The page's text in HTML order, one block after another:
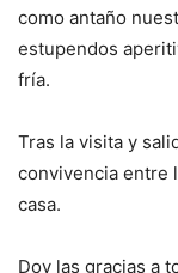
como antaño
estupendos
fría.
Tras la visita y
convivencia entre
casa.
Doy las gracias a